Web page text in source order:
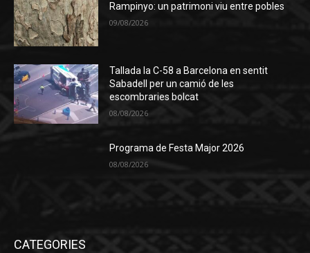
Rampinyo: un patrimoni viu entre pobles
09/08/2026
Tallada la C-58 a Barcelona en sentit
Sabadell per un camió de les
escombraries bolcat
08/08/2026
Programa de Festa Major 2026
08/08/2026
CATEGORIES